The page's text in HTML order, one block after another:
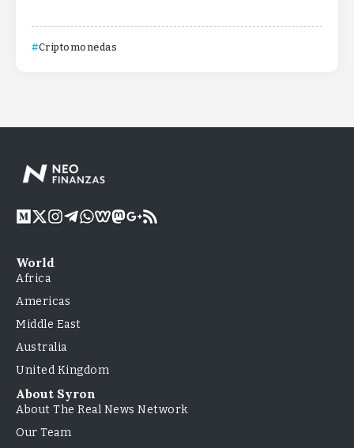
Criptomonedas
World
Africa
Americas
Middle East
Australia
United Kingdom
About Syron
About The Real News Network
Our Team